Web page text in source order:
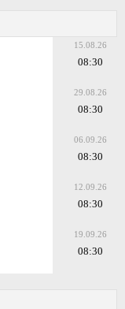
15.08.26
08:30
29.08.26
08:30
06.09.26
08:30
12.09.26
08:30
19.09.26
08:30